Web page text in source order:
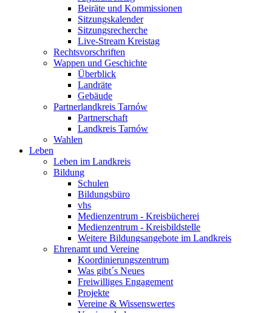
Beiräte und Kommissionen
Sitzungskalender
Sitzungsrecherche
Live-Stream Kreistag
Rechtsvorschriften
Wappen und Geschichte
Überblick
Landräte
Gebäude
Partnerlandkreis Tarnów
Partnerschaft
Landkreis Tarnów
Wahlen
Leben
Leben im Landkreis
Bildung
Schulen
Bildungsbüro
vhs
Medienzentrum - Kreisbücherei
Medienzentrum - Kreisbildstelle
Weitere Bildungsangebote im Landkreis
Ehrenamt und Vereine
Koordinierungszentrum
Was gibt´s Neues
Freiwilliges Engagement
Projekte
Vereine & Wissenswertes